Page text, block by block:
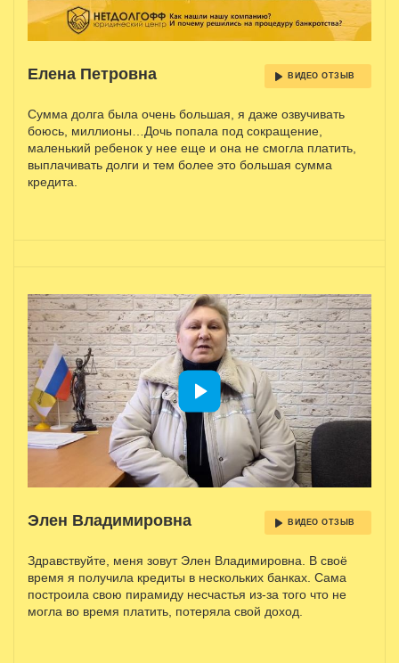
Елена Петровна ВИДЕО ОТЗЫВ
Сумма долга была очень большая, я даже озвучивать
боюсь, миллионы…Дочь попала под сокращение,
маленький ребенок у нее еще и она не смогла платить,
выплачивать долги и тем более это большая сумма
кредита.
Элен Владимировна ВИДЕО ОТЗЫВ
Здравствуйте, меня зовут Элен Владимировна. В своё
время я получила кредиты в нескольких банках. Сама
построила свою пирамиду несчастья из-за того что не
могла во время платить, потеряла свой доход.